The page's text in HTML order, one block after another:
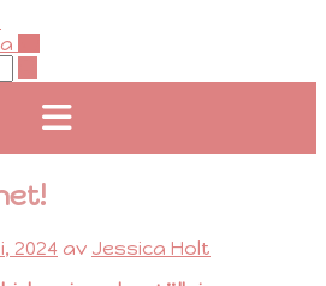
2024 av Jessica Holt